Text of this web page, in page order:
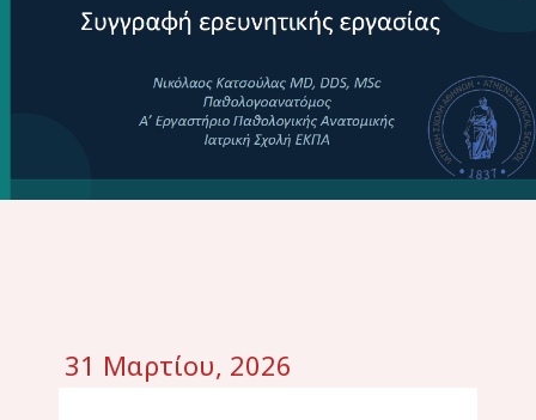
31 Μαρτίου, 2026